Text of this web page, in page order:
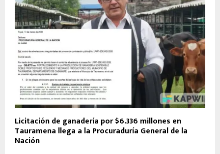
Licitación de ganadería por $6.336 millones en
Tauramena llega a la Procuraduría General de la
Nación